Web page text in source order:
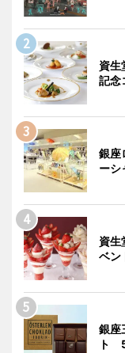
資生
記念
銀座
ーシ
資生
ベン
銀座
ト